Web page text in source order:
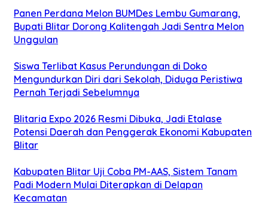
Panen Perdana Melon BUMDes Lembu Gumarang,
Bupati Blitar Dorong Kalitengah Jadi Sentra Melon
Unggulan
Siswa Terlibat Kasus Perundungan di Doko
Mengundurkan Diri dari Sekolah, Diduga Peristiwa
Pernah Terjadi Sebelumnya
Blitaria Expo 2026 Resmi Dibuka, Jadi Etalase
Potensi Daerah dan Penggerak Ekonomi Kabupaten
Blitar
Kabupaten Blitar Uji Coba PM-AAS, Sistem Tanam
Padi Modern Mulai Diterapkan di Delapan
Kecamatan